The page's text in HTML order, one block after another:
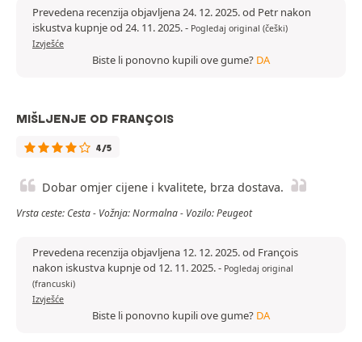
Prevedena recenzija objavljena 24. 12. 2025. od Petr nakon
iskustva kupnje od 24. 11. 2025.- Pogledaj original (češki)
Izvješće
Biste li ponovno kupili ove gume? DA
MIŠLJENJE OD FRANÇOIS
4/5
Dobar omjer cijene i kvalitete, brza dostava.
Vrsta ceste: Cesta - Vožnja: Normalna - Vozilo: Peugeot
Prevedena recenzija objavljena 12. 12. 2025. od François
nakon iskustva kupnje od 12. 11. 2025.- Pogledaj original
(francuski)
Izvješće
Biste li ponovno kupili ove gume? DA